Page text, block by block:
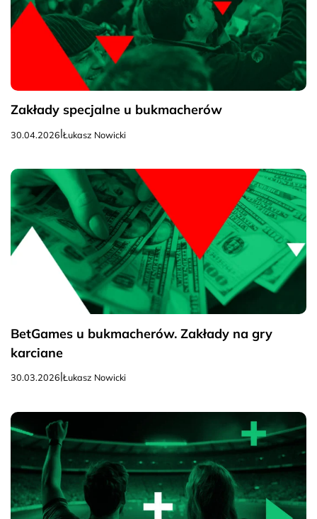
Zakłady specjalne u bukmacherów
30.04.2026|Łukasz Nowicki
BetGames u bukmacherów. Zakłady na gry
karciane
30.03.2026|Łukasz Nowicki